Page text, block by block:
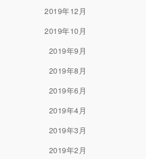
2019年12月
2019年10月
2019年9月
2019年8月
2019年6月
2019年4月
2019年3月
2019年2月